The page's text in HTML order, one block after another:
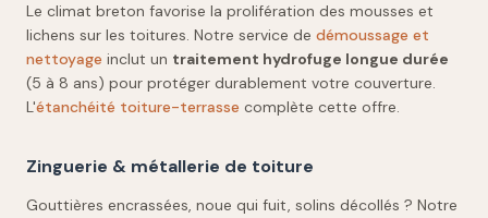
Le climat breton favorise la prolifération des mousses et
lichens sur les toitures. Notre service de démoussage et
nettoyage inclut un traitement hydrofuge longue durée
(5 à 8 ans) pour protéger durablement votre couverture.
L'étanchéité toiture-terrasse complète cette offre.
Zinguerie & métallerie de toiture
Gouttières encrassées, noue qui fuit, solins décollés ? Notre